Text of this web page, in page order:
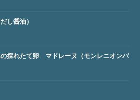
し醤油）
採れたて卵 マドレーヌ（モンレニオンバ